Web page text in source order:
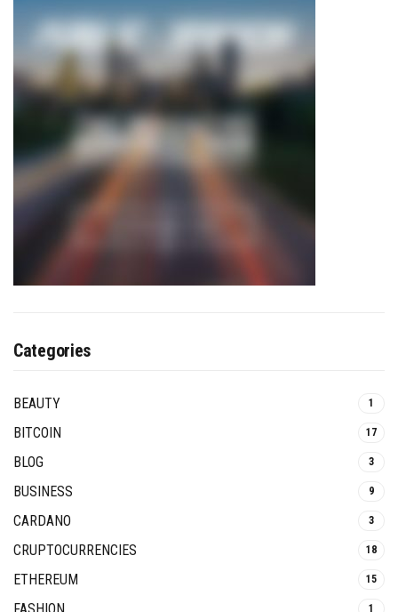
Categories
BEAUTY 1
BITCOIN 17
BLOG 3
BUSINESS 9
CARDANO 3
CRUPTOCURRENCIES 18
ETHEREUM 15
1